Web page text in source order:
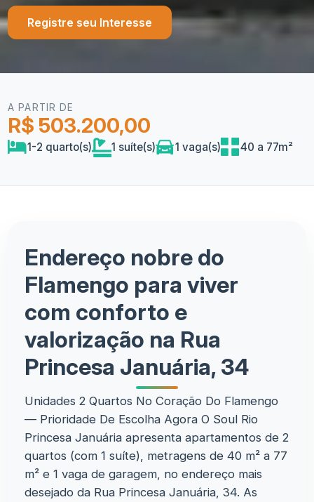
Registre seu Interesse
A PARTIR DE
R$ 503.200,00
1-2 quarto(s) 1 suíte(s) 1 vaga(s) 40 a 77m²
Endereço nobre do
Flamengo para viver
com conforto e
valorização na Rua
Princesa Januária, 34
Unidades 2 Quartos No Coração Do Flamengo
— Prioridade De Escolha Agora O Soul Rio
Princesa Januária apresenta apartamentos de 2
quartos (com 1 suíte), metragens de 40 m² a 77
m² e 1 vaga de garagem, no endereço mais
desejado da Rua Princesa Januária, 34. As